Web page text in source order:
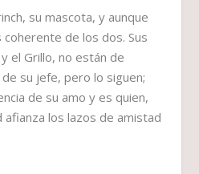
su mascota, y aunque
de los dos. Sus
el Grillo, no están de
su jefe, pero lo siguen;
de su amo y es quien,
los lazos de amistad